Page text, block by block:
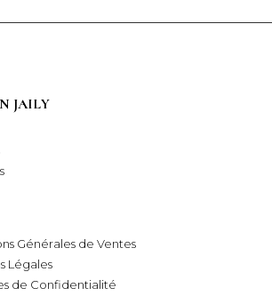
JAILY
Générales de Ventes
Légales
de Confidentialité